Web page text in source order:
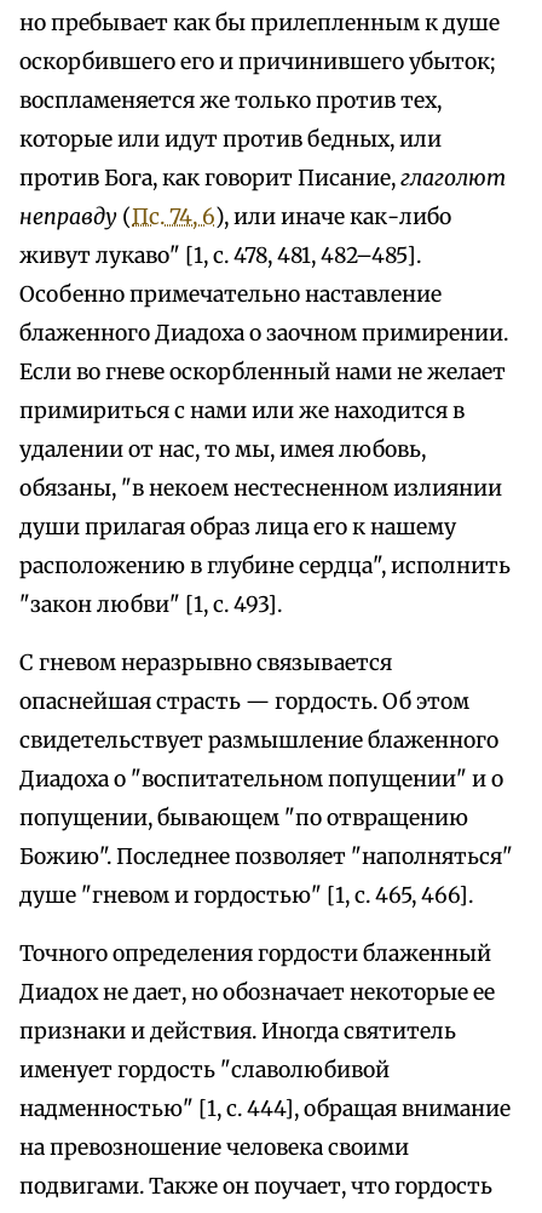
но пребывает как бы прилепленным к душе
оскорбившего его и причинившего убыток;
воспламеняется же только против тех,
которые или идут против бедных, или
против Бога, как говорит Писание,глаголют
неправду (Пс. 74, 6), или иначе как-либо
живут лукаво" [1, с. 478, 481, 482–485].
Особенно примечательно наставление
блаженного Диадоха о заочном примирении.
Если во гневе оскорбленный нами не желает
примириться с нами или же находится в
удалении от нас, то мы, имея любовь,
обязаны, "в некоем нестесненном излиянии
души прилагая образ лица его к нашему
расположению в глубине сердца", исполнить
"закон любви" [1, с. 493].
С гневом неразрывно связывается
опаснейшая страсть — гордость. Об этом
свидетельствует размышление блаженного
Диадоха о "воспитательном попущении" и о
попущении, бывающем "по отвращению
Божию". Последнее позволяет "наполняться"
душе "гневом и гордостью" [1, с. 465, 466].
Точного определения гордости блаженный
Диадох не дает, но обозначает некоторые ее
признаки и действия. Иногда святитель
именует гордость "славолюбивой
надменностью" [1, с. 444], обращая внимание
на превозношение человека своими
подвигами. Также он поучает, что гордость